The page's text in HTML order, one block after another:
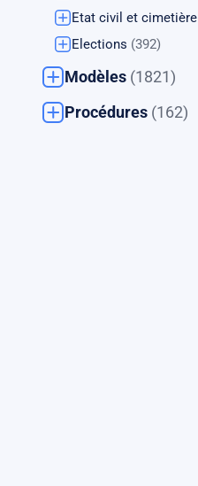
Etat civil et cimetière
Elections (392)
Modèles (1821)
Procédures (162)